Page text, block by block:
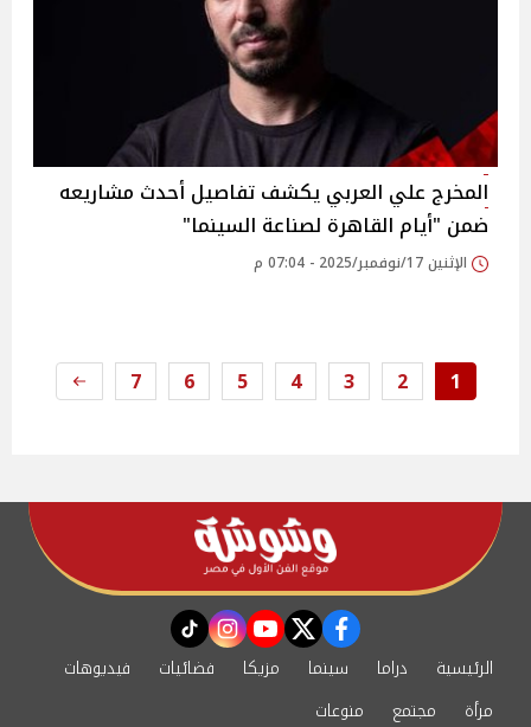
المخرج علي العربي يكشف تفاصيل أحدث مشاريعه
ضمن "أيام القاهرة لصناعة السينما"
الإثنين 17/نوفمبر/2025 - 07:04 م
1
2
3
4
5
6
7
facebook
twitter
youtube
instagram
tiktok
الرئيسية دراما سينما مزيكا فضائيات
فيديوهات
مرأة
مجتمع منوعات